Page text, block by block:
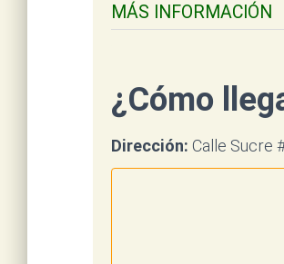
MÁS INFORMACIÓN
¿Cómo
Dirección: Calle Sucre